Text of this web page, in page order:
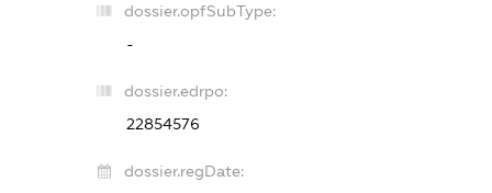
dossier.opfSubType:
-
dossier.edrpo:
22854576
dossier.regDate: